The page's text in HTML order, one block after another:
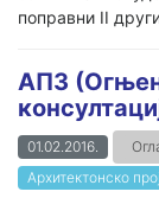
поправни II
АП3
01.02.2016.
Архитектонско